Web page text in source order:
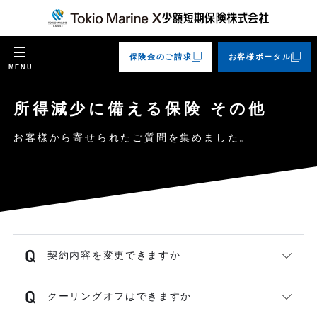
MENU
保険金のご請求 お客様ポータル
所得減少に備える保険 その他
お客様から寄せられたご質問を集めました。
契約内容を変更できますか
クーリングオフはできますか